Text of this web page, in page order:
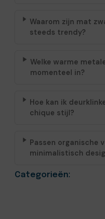
Waarom zijn mat
steeds trendy?
Welke warme
momenteel in?
Hoe kan ik
chique stijl?
Passen organische
minimalistisch
Categorieën: